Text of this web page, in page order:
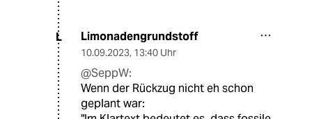
L Limonadengrundstoff
10.09.2023, 13:40 Uhr
@SeppW:
Wenn der Rückzug nicht eh schon
geplant war: